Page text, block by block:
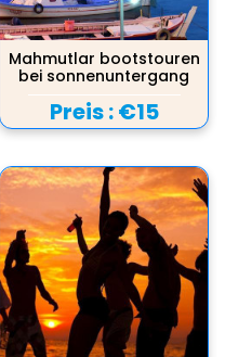
Mahmutlar bootstouren
bei sonnenuntergang
Preis :€15